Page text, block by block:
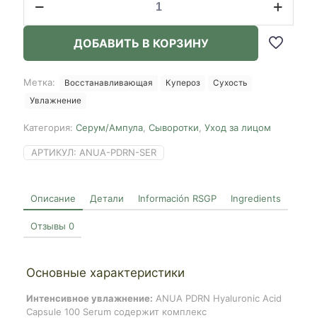
Описание Детали Información RSGP Ingredients
Отзывы 0
Основные характеристики
Интенсивное увлажнение: ANUA PDRN Hyaluronic Acid
Capsule 100 Serum содержит комплекс
товара
Acid
100
Serum,
ДОБАВИТЬ В КОРЗИНУ
Метка: Восстанавливающая Купероз
Сухость
Увлажнение
Категория: Серум/Ампула Сыворотки Уход за лицом
АРТИКУЛ: ANUA-PDRN-SER